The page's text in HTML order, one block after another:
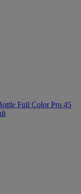
Full Color Pro 45